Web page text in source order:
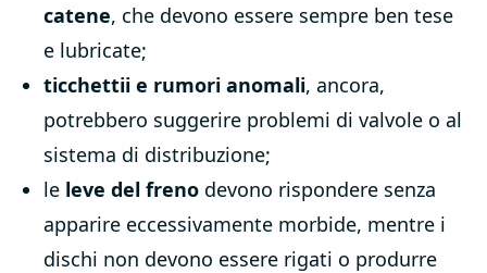
catene, che devono essere sempre ben tese
e lubricate;
ticchettii e rumori anomali, ancora,
potrebbero suggerire problemi di valvole o al
sistema di distribuzione;
le leve del freno devono rispondere senza
apparire eccessivamente morbide, mentre i
dischi non devono essere rigati o produrre